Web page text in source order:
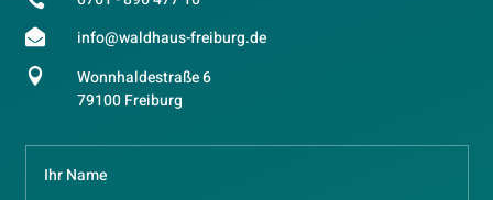
 info@waldhaus-freiburg.de

Wonnhaldestraße 6
79100 Freiburg